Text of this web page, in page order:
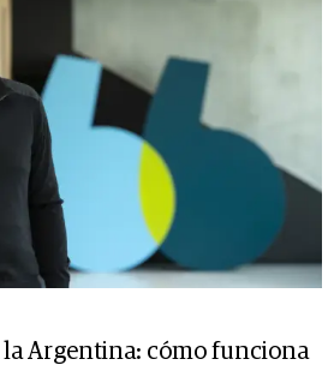
la Argentina: cómo funciona